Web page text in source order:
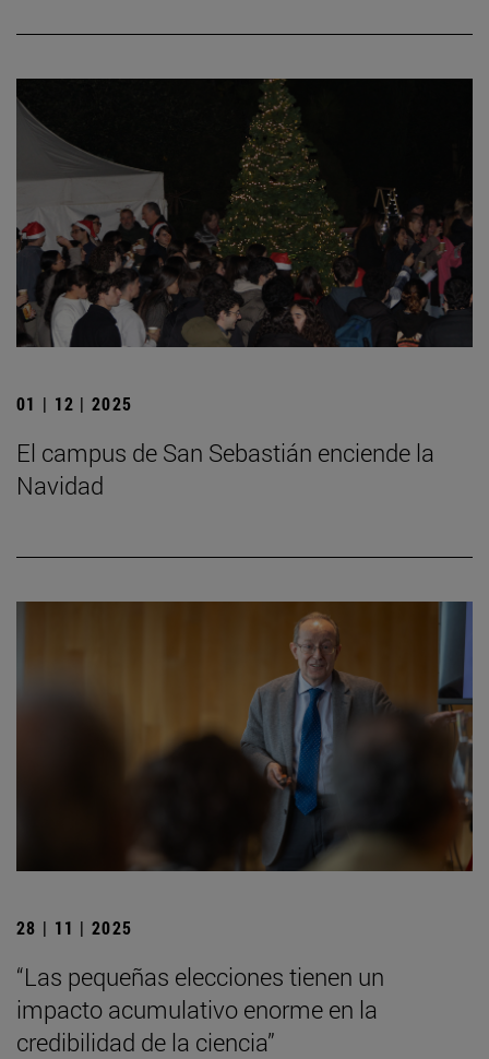
01 | 12 | 2025
El campus de San Sebastián enciende la
Navidad
28 | 11 | 2025
“Las pequeñas elecciones tienen un
impacto acumulativo enorme en la
credibilidad de la ciencia”